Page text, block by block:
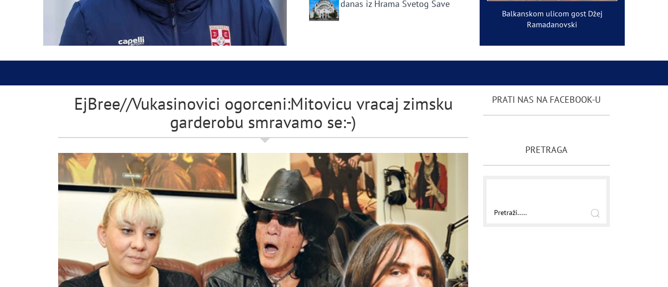
danas iz Hrama Svetog Save
Balkanskom ulicom gost Džej
Ramadanovski
EjBree//Vukasinovici ogorceni:Mitovicu vracaj zimsku
garderobu smravamo se:-)
PRATI NAS NA FACEBOOK-U
PRETRAGA